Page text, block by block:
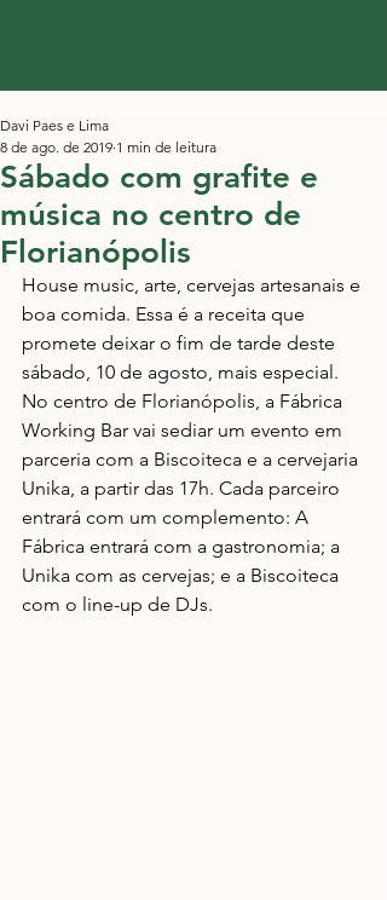
Sábado com grafite e
música no centro de
Florianópolis
Davi Paes e Lima
8 de ago. de 2019 1 min de leitura
House music, arte, cervejas artesanais e
boa comida. Essa é a receita que
promete deixar o fim de tarde deste
sábado, 10 de agosto, mais especial.
No centro de Florianópolis, a Fábrica
Working Bar vai sediar um evento em
parceria com a Biscoiteca e a cervejaria
Unika, a partir das 17h. Cada parceiro
entrará com um complemento: A
Fábrica entrará com a gastronomia; a
Unika com as cervejas; e a Biscoiteca
com o line-up de DJs.